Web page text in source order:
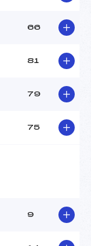
66
81
79
75
9